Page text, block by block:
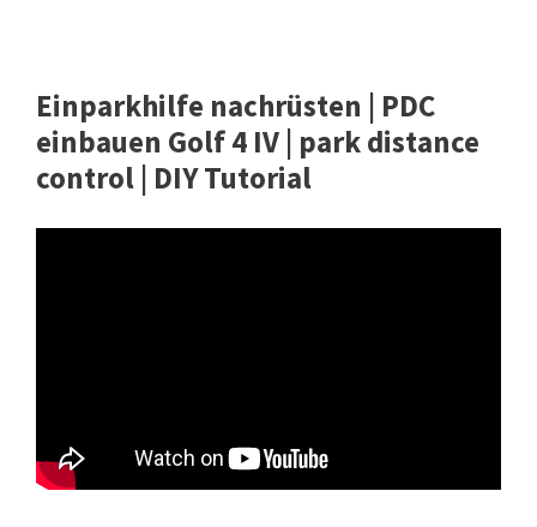
Einparkhilfe nachrüsten | PDC
einbauen Golf 4 IV | park distance
control | DIY Tutorial